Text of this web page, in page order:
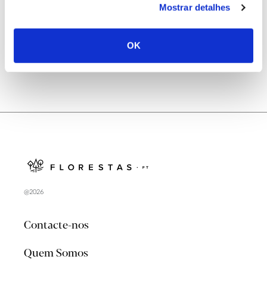
Mostrar detalhes
OK
@2026
Contacte-nos
Quem Somos